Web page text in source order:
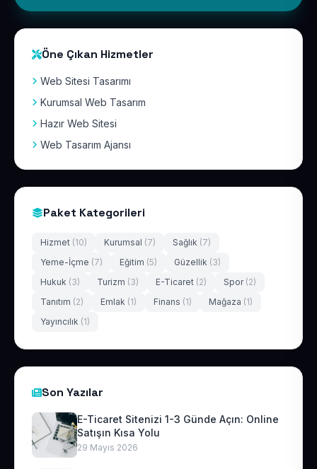
Öne Çıkan Hizmetler
Web Sitesi Tasarımı
Kurumsal Web Tasarım
Hazır Web Sitesi
Web Tasarım Ajansı
Paket Kategorileri
Hizmet (10) Kurumsal (7) Sağlık (7)
Yeme-İçme (7) Eğitim (5) Güzellik (3)
Hukuk (3) Turizm (3) E-Ticaret (2) Spor (2)
Tanıtım (2) Emlak (1) Finans (1) Mağaza (1)
Yayıncılık (1)
Son Yazılar
E-Ticaret Sitenizi 1-3 Günde Açın: Online
Satışın Kısa Yolu
29 Mayıs 2026